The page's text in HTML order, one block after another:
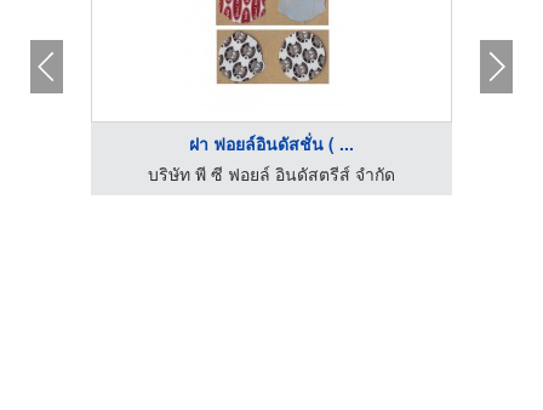
ฝา ฟอยล์อินดัสชั่น ( ...
บริษัท พี ซี ฟอยล์ อินดัสตรีส์ จำกัด